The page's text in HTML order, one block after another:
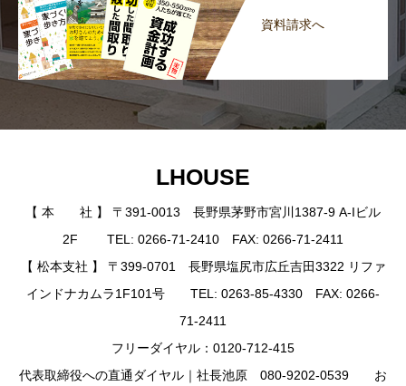
資料請求へ
LHOUSE
【 本 社 】 〒391-0013 長野県茅野市宮川1387-9 A-Iビル
2F TEL: 0266-71-2410 FAX: 0266-71-2411
【 松本支社 】 〒399-0701 長野県塩尻市広丘吉田3322 リファ
インドナカムラ1F101号 TEL: 0263-85-4330 FAX: 0266-
71-2411
フリーダイヤル：0120-712-415
代表取締役への直通ダイヤル｜社長池原 080-9202-0539 お